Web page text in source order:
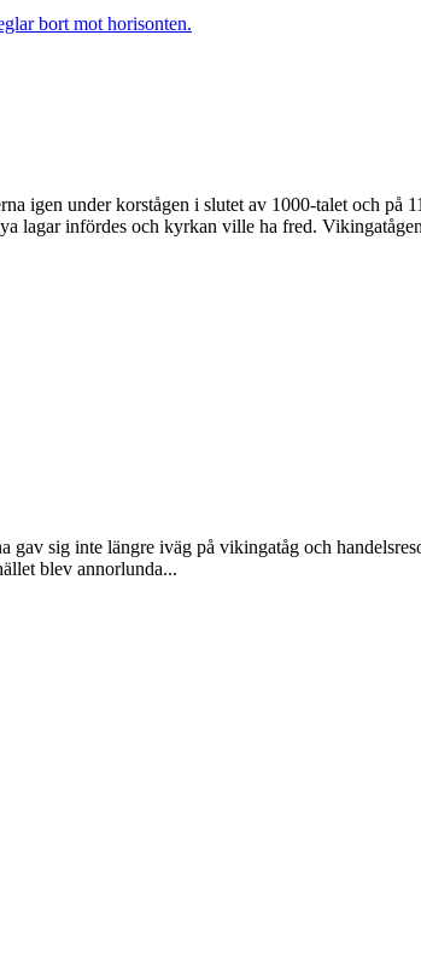
igen under korstågen i slutet av 1000‑talet och
lagar infördes och kyrkan ville ha fred.
sig inte längre iväg på vikingatåg och
blev annorlunda...